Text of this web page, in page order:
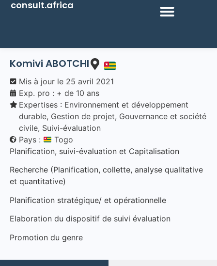
consult.africa
Komivi ABOTCHI
Mis à jour le 25 avril 2021
Exp. pro : + de 10 ans
Expertises : Environnement et développement
durable, Gestion de projet, Gouvernance et société
civile, Suivi-évaluation
Pays :
Togo
Planification, suivi-évaluation et Capitalisation
Recherche (Planification, collette, analyse qualitative
et quantitative)
Planification stratégique/ et opérationnelle
Elaboration du dispositif de suivi évaluation
Promotion du genre